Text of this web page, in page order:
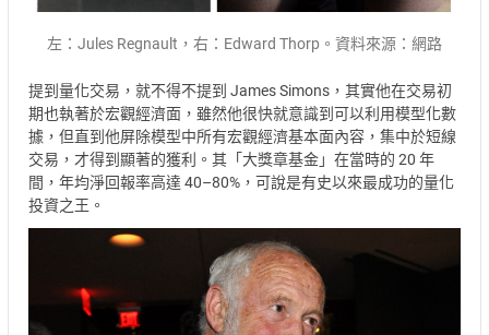
左：Jules Regnault，右：Edward Thorp。資料來源：網路
提到量化交易，就不得不提到 James Simons，其實他在交易初
期也執著於宏觀經濟面，雖然他很快就意識到可以利用模型化數
據，但直到他屏除模型中所有宏觀經濟基本面內容，集中於短線
交易，才得到顯著的獲利。其「大獎章基金」在當時的 20 年
間，年均淨回報率高達 40–80%，可說是有史以來最成功的量化
投資之王。